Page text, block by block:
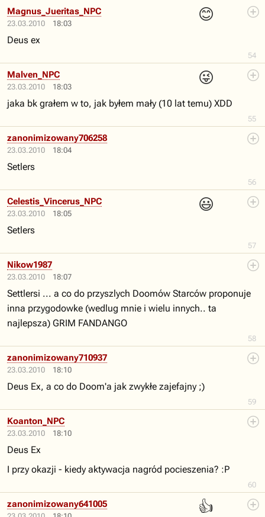
23.03.2010 18:03
😊
54
Magnus_Jueritas_NPC
Deus ex
23.03.2010 18:03
😜
55
Malven_NPC
jaka bk grałem w to, jak byłem mały (10 lat temu) XDD
23.03.2010 18:04
56
zanonimizowany706258
Setlers
23.03.2010 18:05
😃
57
Celestis_Vincerus_NPC
Setlers
23.03.2010 18:07
58
Nikow1987
Settlersi ... a co do przyszlych Doomów Starców proponuje
inna przygodowke (wedlug mnie i wielu innych.. ta
najlepsza) GRIM FANDANGO
23.03.2010 18:10
59
zanonimizowany710937
Deus Ex, a co do Doom'a jak zwykłe zajefajny ;)
23.03.2010 18:10
60
Koanton_NPC
Deus Ex
I przy okazji - kiedy aktywacja nagród pocieszenia? :P
👍
zanonimizowany641005